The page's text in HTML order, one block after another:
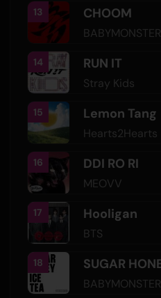
13 CHOOM
BABYMONSTER
14 RUN IT
Stray Kids
15 Lemon Tang
Hearts2Hearts
16 DDI RO RI
MEOVV
17 Hooligan
BTS
18
BABYMONSTER